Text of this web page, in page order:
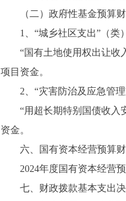
（二）政府性基金预算财
1、“城乡社区支出”（类）
“国有土地使用权出让收入
项目资金。
2、“灾害防治及应急管理
“用超长期特别国债收入安
资金。
六、国有资本经营预算财
2024年度国有资本经营预
七、财政拨款基本支出决